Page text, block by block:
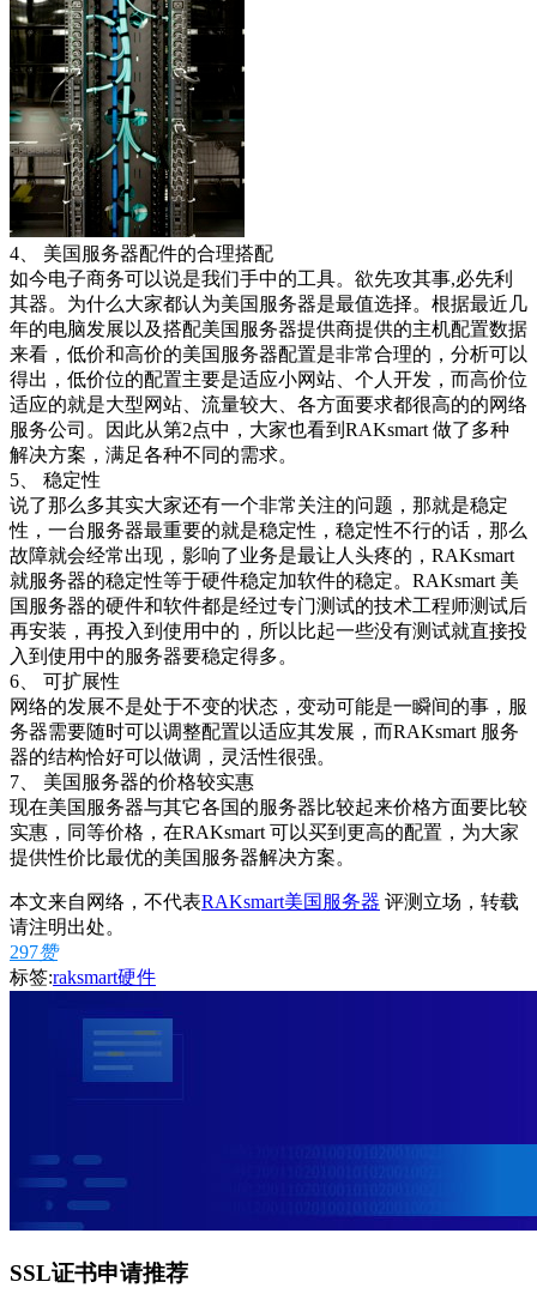
4、 美国服务器配件的合理搭配
如今电子商务可以说是我们手中的工具。欲先攻其事,必先利
其器。为什么大家都认为美国服务器是最值选择。根据最近几
年的电脑发展以及搭配美国服务器提供商提供的主机配置数据
来看，低价和高价的美国服务器配置是非常合理的，分析可以
得出，低价位的配置主要是适应小网站、个人开发，而高价位
适应的就是大型网站、流量较大、各方面要求都很高的的网络
服务公司。因此从第2点中，大家也看到RAKsmart 做了多种
解决方案，满足各种不同的需求。
5、 稳定性
说了那么多其实大家还有一个非常关注的问题，那就是稳定
性，一台服务器最重要的就是稳定性，稳定性不行的话，那么
故障就会经常出现，影响了业务是最让人头疼的，RAKsmart
就服务器的稳定性等于硬件稳定加软件的稳定。RAKsmart 美
国服务器的硬件和软件都是经过专门测试的技术工程师测试后
再安装，再投入到使用中的，所以比起一些没有测试就直接投
入到使用中的服务器要稳定得多。
6、 可扩展性
网络的发展不是处于不变的状态，变动可能是一瞬间的事，服
务器需要随时可以调整配置以适应其发展，而RAKsmart 服务
器的结构恰好可以做调，灵活性很强。
7、 美国服务器的价格较实惠
现在美国服务器与其它各国的服务器比较起来价格方面要比较
实惠，同等价格，在RAKsmart 可以买到更高的配置，为大家
提供性价比最优的美国服务器解决方案。
本文来自网络，不代表RAKsmart美国服务器 评测立场，转载
请注明出处。
297赞
标签:raksmart硬件
SSL证书申请推荐